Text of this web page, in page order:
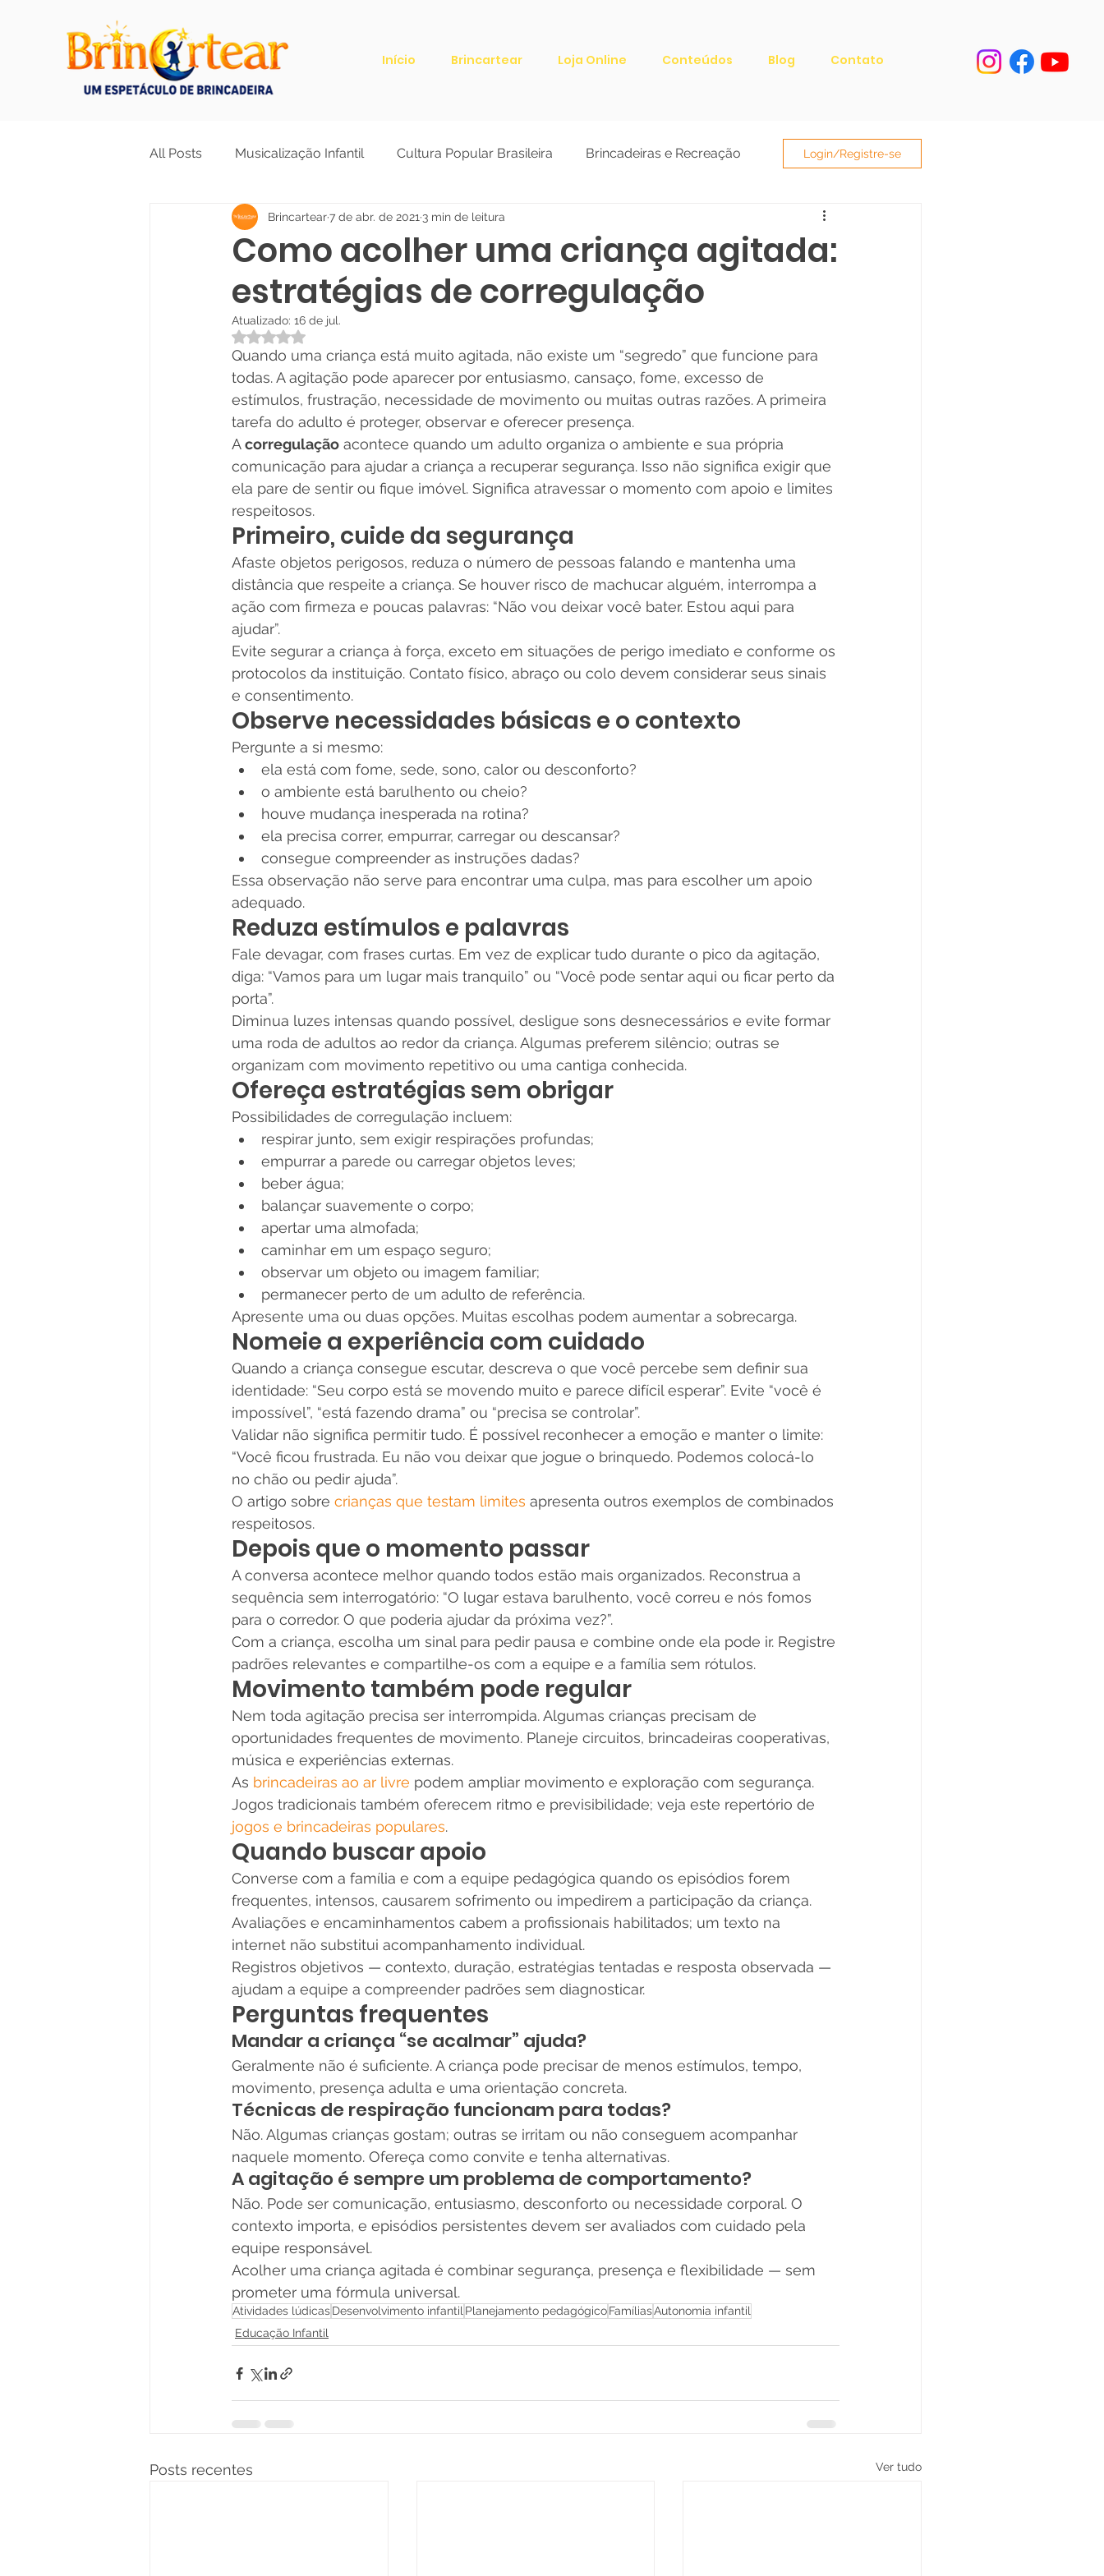
Início Brincartear Loja Online Conteúdos Blog Contato
All Posts Musicalização Infantil Cultura Popular Brasileira Brincadeiras e Recreação
Educação Infantil Formação de Educadores
Educação Antirracista e Diversidade Natureza e Sustentabilidade
Login/Registre-se
Como acolher uma criança agitada:
estratégias de corregulação
Brincartear7 de abr. de 2021 3 min de leitura
Atualizado: 16 de jul.
Avaliado com NaN de 5 estrelas.
Quando uma criança está muito agitada, não existe um “segredo” que funcione para
todas. A agitação pode aparecer por entusiasmo, cansaço, fome, excesso de
estímulos, frustração, necessidade de movimento ou muitas outras razões. A primeira
tarefa do adulto é proteger, observar e oferecer presença.
A corregulação acontece quando um adulto organiza o ambiente e sua própria
comunicação para ajudar a criança a recuperar segurança. Isso não significa exigir que
ela pare de sentir ou fique imóvel. Significa atravessar o momento com apoio e limites
respeitosos.
Primeiro, cuide da segurança
Afaste objetos perigosos, reduza o número de pessoas falando e mantenha uma
distância que respeite a criança. Se houver risco de machucar alguém, interrompa a
ação com firmeza e poucas palavras: “Não vou deixar você bater. Estou aqui para
ajudar”.
Evite segurar a criança à força, exceto em situações de perigo imediato e conforme os
protocolos da instituição. Contato físico, abraço ou colo devem considerar seus sinais
e consentimento.
Observe necessidades básicas e o contexto
Pergunte a si mesmo:
ela está com fome, sede, sono, calor ou desconforto?
o ambiente está barulhento ou cheio?
houve mudança inesperada na rotina?
ela precisa correr, empurrar, carregar ou descansar?
consegue compreender as instruções dadas?
Essa observação não serve para encontrar uma culpa, mas para escolher um apoio
adequado.
Reduza estímulos e palavras
Fale devagar, com frases curtas. Em vez de explicar tudo durante o pico da agitação,
diga: “Vamos para um lugar mais tranquilo” ou “Você pode sentar aqui ou ficar perto da
porta”.
Diminua luzes intensas quando possível, desligue sons desnecessários e evite formar
uma roda de adultos ao redor da criança. Algumas preferem silêncio; outras se
organizam com movimento repetitivo ou uma cantiga conhecida.
Ofereça estratégias sem obrigar
Possibilidades de corregulação incluem:
respirar junto, sem exigir respirações profundas;
empurrar a parede ou carregar objetos leves;
beber água;
balançar suavemente o corpo;
apertar uma almofada;
caminhar em um espaço seguro;
observar um objeto ou imagem familiar;
permanecer perto de um adulto de referência.
Apresente uma ou duas opções. Muitas escolhas podem aumentar a sobrecarga.
Nomeie a experiência com cuidado
Quando a criança consegue escutar, descreva o que você percebe sem definir sua
identidade: “Seu corpo está se movendo muito e parece difícil esperar”. Evite “você é
impossível”, “está fazendo drama” ou “precisa se controlar”.
Validar não significa permitir tudo. É possível reconhecer a emoção e manter o limite:
“Você ficou frustrada. Eu não vou deixar que jogue o brinquedo. Podemos colocá-lo
no chão ou pedir ajuda”.
O artigo sobre crianças que testam limites apresenta outros exemplos de combinados
respeitosos.
Depois que o momento passar
A conversa acontece melhor quando todos estão mais organizados. Reconstrua a
sequência sem interrogatório: “O lugar estava barulhento, você correu e nós fomos
para o corredor. O que poderia ajudar da próxima vez?”.
Com a criança, escolha um sinal para pedir pausa e combine onde ela pode ir. Registre
padrões relevantes e compartilhe-os com a equipe e a família sem rótulos.
Movimento também pode regular
Nem toda agitação precisa ser interrompida. Algumas crianças precisam de
oportunidades frequentes de movimento. Planeje circuitos, brincadeiras cooperativas,
música e experiências externas.
As brincadeiras ao ar livre podem ampliar movimento e exploração com segurança.
Jogos tradicionais também oferecem ritmo e previsibilidade; veja este repertório de
jogos e brincadeiras populares.
Quando buscar apoio
Converse com a família e com a equipe pedagógica quando os episódios forem
frequentes, intensos, causarem sofrimento ou impedirem a participação da criança.
Avaliações e encaminhamentos cabem a profissionais habilitados; um texto na
internet não substitui acompanhamento individual.
Registros objetivos — contexto, duração, estratégias tentadas e resposta observada —
ajudam a equipe a compreender padrões sem diagnosticar.
Perguntas frequentes
Mandar a criança “se acalmar” ajuda?
Geralmente não é suficiente. A criança pode precisar de menos estímulos, tempo,
movimento, presença adulta e uma orientação concreta.
Técnicas de respiração funcionam para todas?
Não. Algumas crianças gostam; outras se irritam ou não conseguem acompanhar
naquele momento. Ofereça como convite e tenha alternativas.
A agitação é sempre um problema de comportamento?
Não. Pode ser comunicação, entusiasmo, desconforto ou necessidade corporal. O
contexto importa, e episódios persistentes devem ser avaliados com cuidado pela
equipe responsável.
Acolher uma criança agitada é combinar segurança, presença e flexibilidade — sem
prometer uma fórmula universal.
Atividades lúdicasDesenvolvimento infantil Planejamento pedagógicoFamíliasAutonomia infantil
Educação Infantil
Posts recentes Ver tudo